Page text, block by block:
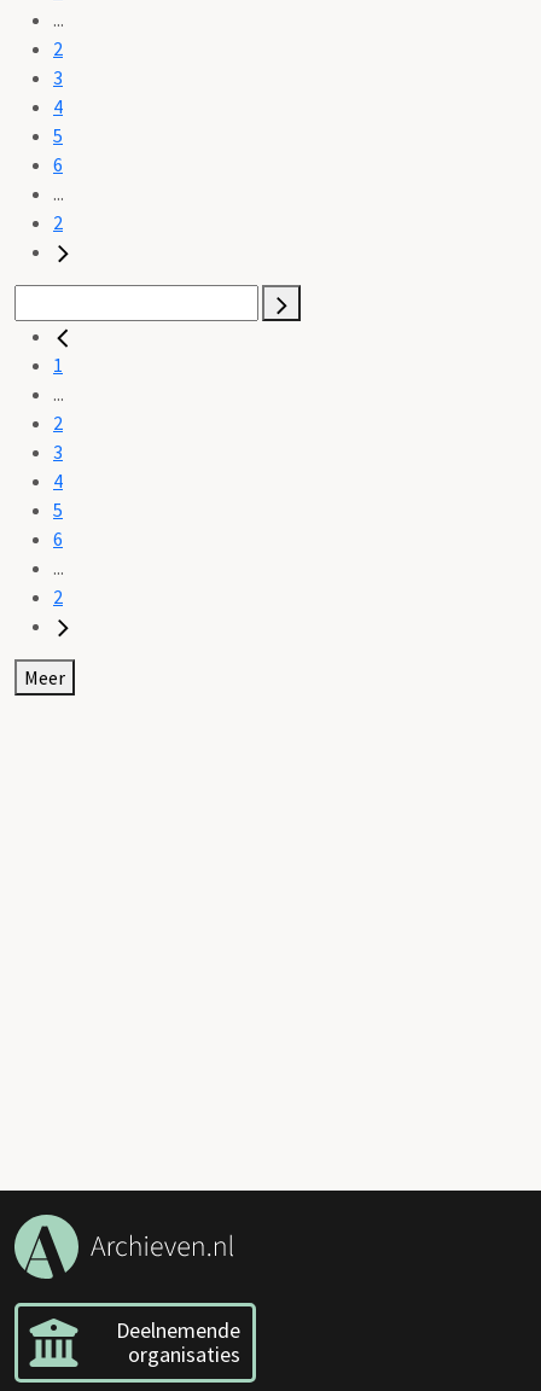
...
2
3
4
5
6
...
2
1
...
2
3
4
5
6
...
2
Meer
Deelnemende
organisaties